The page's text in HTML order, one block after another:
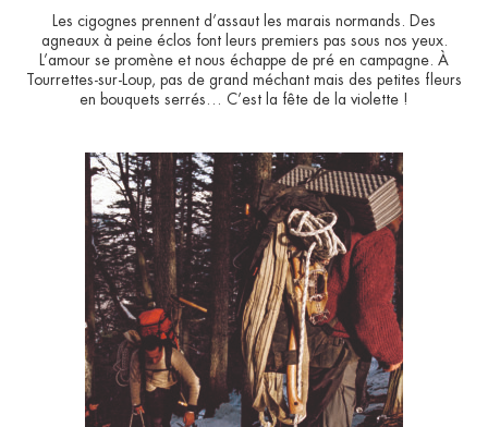
Les cigognes prennent d’assaut les marais normands. Des
agneaux à peine éclos font leurs premiers pas sous nos yeux.
L’amour se promène et nous échappe de pré en campagne. À
Tourrettes-sur-Loup, pas de grand méchant mais des petites fleurs
en bouquets serrés… C’est la fête de la violette !